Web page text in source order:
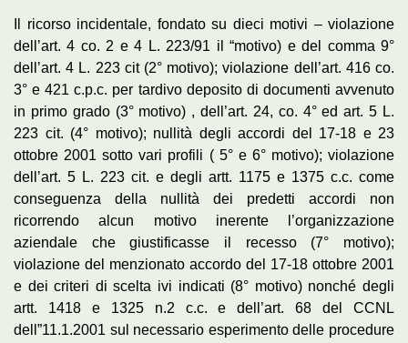
Il ricorso incidentale, fondato su dieci motivi – violazione
dell’art. 4 co. 2 e 4 L. 223/91 il “motivo) e del comma 9°
dell’art. 4 L. 223 cit (2° motivo); violazione dell’art. 416 co.
3° e 421 c.p.c. per tardivo deposito di documenti avvenuto
in primo grado (3° motivo) , dell’art. 24, co. 4° ed art. 5 L.
223 cit. (4° motivo); nullità degli accordi del 17-18 e 23
ottobre 2001 sotto vari profili ( 5° e 6° motivo); violazione
dell’art. 5 L. 223 cit. e degli artt. 1175 e 1375 c.c. come
conseguenza della nullità dei predetti accordi non
ricorrendo alcun motivo inerente l’organizzazione
aziendale che giustificasse il recesso (7° motivo);
violazione del menzionato accordo del 17-18 ottobre 2001
e dei criteri di scelta ivi indicati (8° motivo) nonché degli
artt. 1418 e 1325 n.2 c.c. e dell’art. 68 del CCNL
dell”11.1.2001 sul necessario esperimento delle procedure